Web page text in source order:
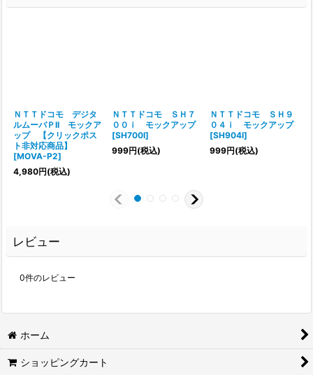
ＮＴＴドコモ デジタ
ルムーバＰII モックア
ップ 【クリックポス
ト非対応商品】
[MOVA-P2]
4,980円(税込)
ＮＴＴドコモ ＳＨ７
００ｉ モックアップ
[SH700I]
999円(税込)
ＮＴＴドコモ ＳＨ９
０４ｉ モックアップ
[SH904I]
999円(税込)
レビュー
0件のレビュー
ホーム
ショッピングカート